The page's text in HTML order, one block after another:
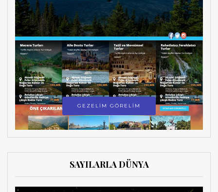
GEZELİM GÖRELİM
SAYILARLA DÜNYA